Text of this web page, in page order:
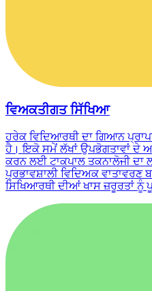
ਵਿਅਕਤੀਗਤ ਸਿੱਖਿਆ
ਹਰੇਕ ਵਿਦਿਆਰਥੀ ਦਾ ਗਿਆਨ
ਹੈ। ਇਕੋ ਸਮੇਂ ਲੱਖਾਂ ਉਪਭੋਗਤਾਵਾਂ ਦੇ
ਕਰਨ ਲਈ ਟਾਕਪਾਲ ਤਕਨਾਲੋਜੀ ਦਾ
ਪ੍ਰਭਾਵਸ਼ਾਲੀ ਵਿਦਿਅਕ ਵਾਤਾਵਰਣ
ਸਿਖਿਆਰਥੀ ਦੀਆਂ ਖਾਸ ਜ਼ਰੂਰਤਾਂ